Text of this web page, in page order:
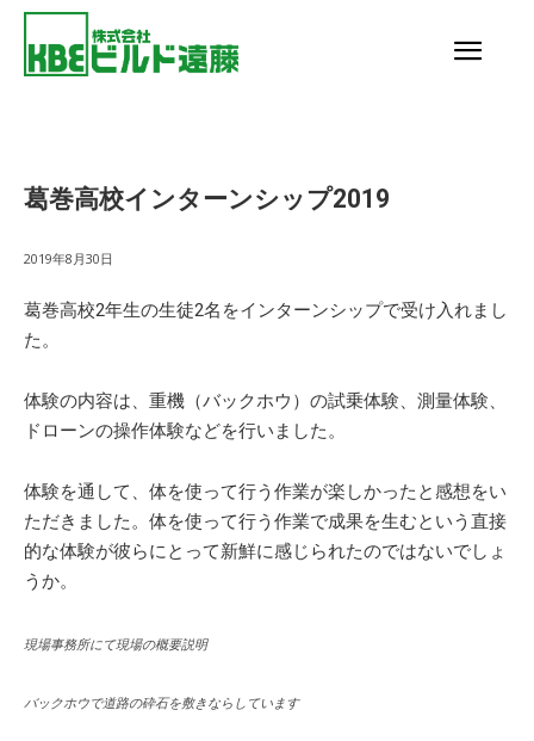
葛巻高校インターンシップ2019
2019年8月30日
葛巻高校2年生の生徒2名をインターンシップで受け入れまし
た。
体験の内容は、重機（バックホウ）の試乗体験、測量体験、
ドローンの操作体験などを行いました。
体験を通して、体を使って行う作業が楽しかったと感想をい
ただきました。体を使って行う作業で成果を生むという直接
的な体験が彼らにとって新鮮に感じられたのではないでしょ
うか。
現場事務所にて現場の概要説明
バックホウで道路の砕石を敷きならしています